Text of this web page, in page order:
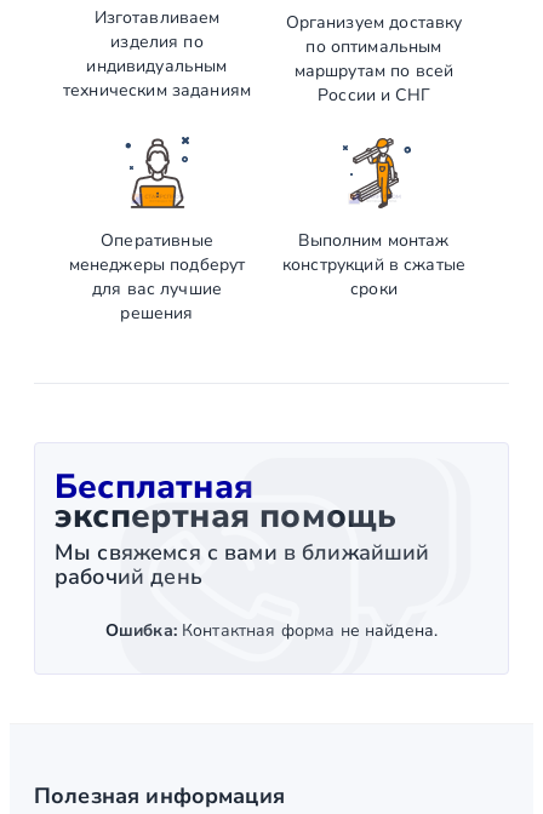
Изготавливаем
изделия по
индивидуальным
техническим заданиям
Организуем доставку
по оптимальным
маршрутам по всей
России и СНГ
Оперативные
менеджеры подберут
для вас лучшие
решения
Выполним монтаж
конструкций в сжатые
сроки
Бесплатная
экспертная помощь
Мы свяжемся с вами в ближайший
рабочий день
Ошибка:Контактная форма не найдена.
Полезная информация